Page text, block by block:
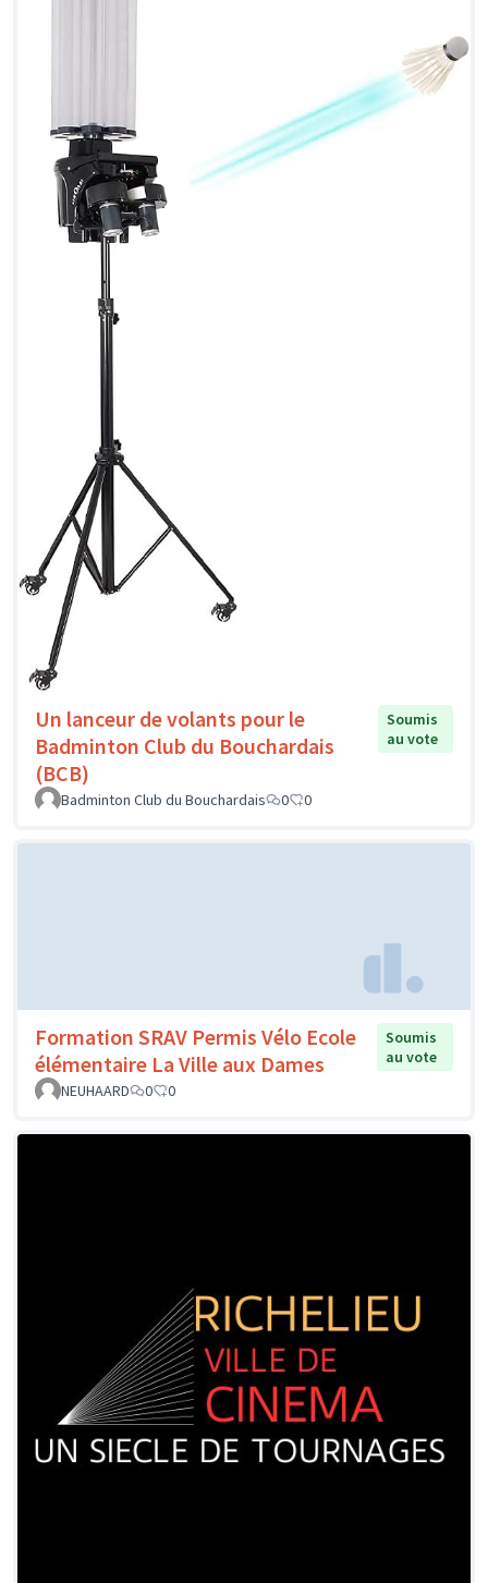
Un lanceur de volants pour le
Badminton Club du Bouchardais
(BCB)
Soumis
au vote
Badminton Club du Bouchardais 0 0
Formation SRAV Permis Vélo Ecole
élémentaire La Ville aux Dames
Soumis
au vote
NEUHAARD
0 0